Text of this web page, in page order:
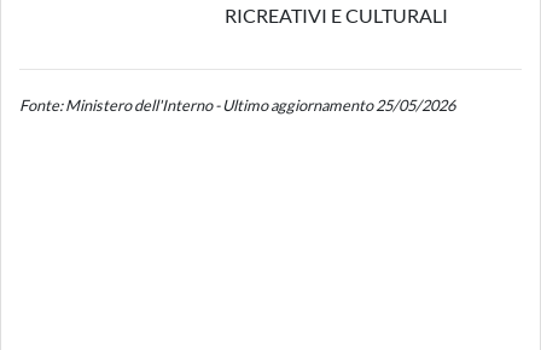
RICREATIVI E CULTURALI
Fonte: Ministero dell'Interno - Ultimo aggiornamento 25/05/2026